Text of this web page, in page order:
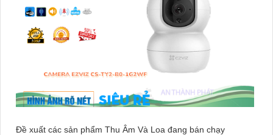
Đề xuất các sản phẩm Thu Âm Và Loa đang bán chạy